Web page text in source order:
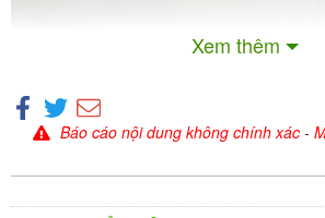
Xem thêm
Báo cáo nội dung không chính xác-